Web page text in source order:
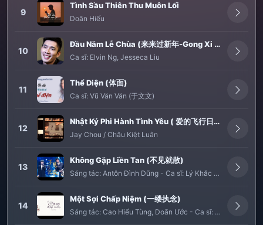
9
Tình Sầu Thiên Thu Muôn Lối
Doãn Hiếu
10
Đầu Năm Lễ Chùa (来来过新年-Gong Xi Da Jia Guo Xin Nian)
Ca sĩ: Elvin Ng, Jesseca Liu
11
Thể Diện (体面)
Ca sĩ: Vũ Văn Văn (于文文)
12
Nhật Ký Phi Hành Tình Yêu ( 爱的飞行日记)
Jay Chou / Châu Kiệt Luân
13
Không Gặp Liền Tan (不见就散)
Sáng tác: Antôn Đình Dũng - Ca sĩ: Lý Khắc Cần (李克勤)
14
Một Sợi Chấp Niệm (一缕执念)
Sáng tác: Cao Hiểu Tùng, Doãn Ước - Ca sĩ: Châu Thâm (